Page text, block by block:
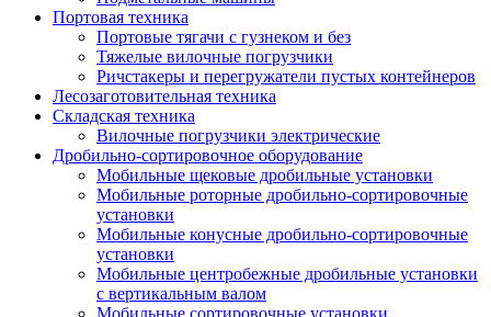
Портовая техника
Портовые тягачи с гузнеком и без
Тяжелые вилочные погрузчики
Ричстакеры и перегружатели пустых контейнеров
Лесозаготовительная техника
Складская техника
Вилочные погрузчики электрические
Дробильно-сортировочное оборудование
Мобильные щековые дробильные установки
Мобильные роторные дробильно-сортировочные
установки
Мобильные конусные дробильно-сортировочные
установки
Мобильные центробежные дробильные установки
с вертикальным валом